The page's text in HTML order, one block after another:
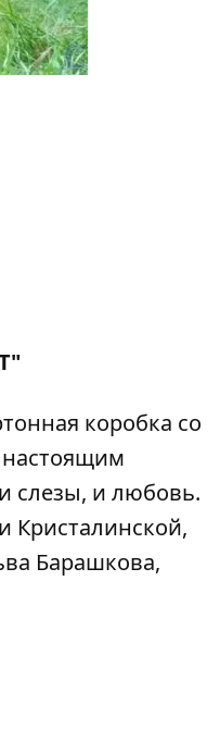
коробка со
настоящим
слезы, и любовь.
Кристалинской,
Барашкова,